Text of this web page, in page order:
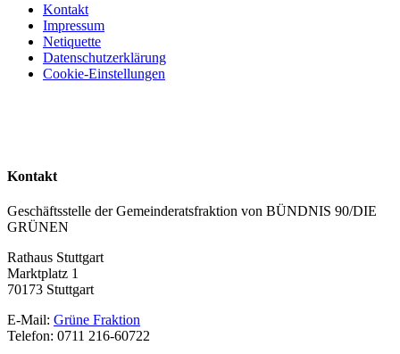
Kontakt
Impressum
Netiquette
Datenschutzerklärung
Cookie-Einstellungen
Kontakt
Geschäftsstelle der Gemeinderatsfraktion von BÜNDNIS 90/DIE
GRÜNEN
Rathaus Stuttgart
Marktplatz 1
70173 Stuttgart
E-Mail: Grüne Fraktion
Telefon: 0711 216-60722